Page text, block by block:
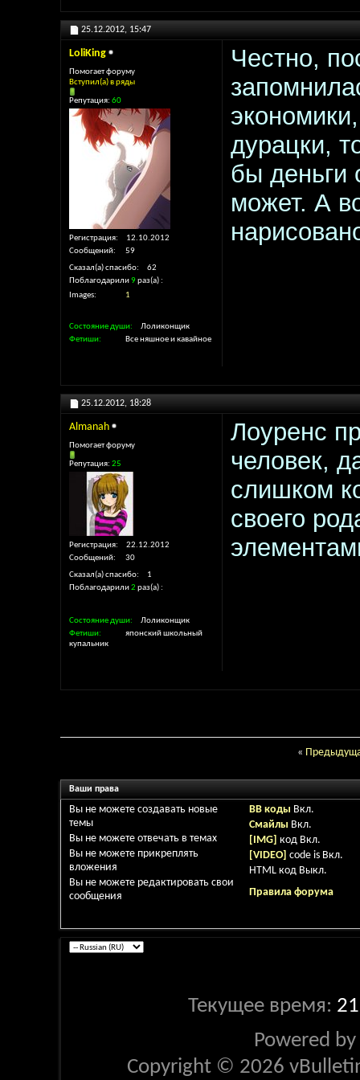
25.12.2012, 15:47
LoliKing
Помогает форуму
Вступил(а) в ряды
Репутация: 60
Регистрация
12.10.2012
Сообщений
59
Сказал(а) спасибо
62
Поблагодарили9раз(а)
Images
1
Состояние души
Лоликонщик
Фетиши
Все няшное и кавайное
Честно,
дурацки,
бы деньги
может. А
25.12.2012, 18:28
Almanah
Помогает форуму
Репутация: 25
Регистрация
22.12.2012
Сообщений
30
Сказал(а) спасибо
1
Поблагодарили2 раз(а)
Состояние души
Лоликонщик
Фетиши
японский школьный
купальник
Лоуренс
человек,
слишком
своего
«
Ваши права
Вы не можете создавать новые
темы
Вы не можете отвечать в темах
Вы не можете прикреплять
вложения
Вы не можете редактировать свои
сообщения
BB коды Вкл.
Смайлы Вкл.
[IMG] код Вкл.
[VIDEO] code is Вкл.
HTML код Выкл.
Правила форума
Текущее время:
Powered by
Copyright © 2026